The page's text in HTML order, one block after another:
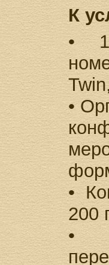
К
•
•
•
200
•